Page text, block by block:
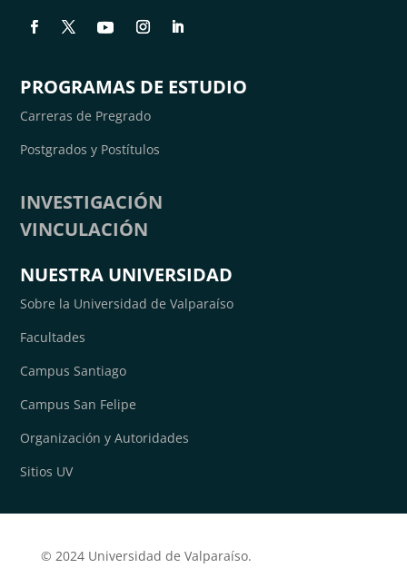
PROGRAMAS DE ESTUDIO
Carreras de Pregrado
Postgrados y Postítulos
INVESTIGACIÓN
VINCULACIÓN
NUESTRA UNIVERSIDAD
Sobre la Universidad de Valparaíso
Facultades
Campus Santiago
Campus San Felipe
Organización y Autoridades
Sitios UV
© 2024 Universidad de Valparaíso.